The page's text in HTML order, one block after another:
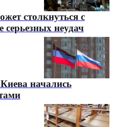
столкнуться с
серьезных неудач
начались